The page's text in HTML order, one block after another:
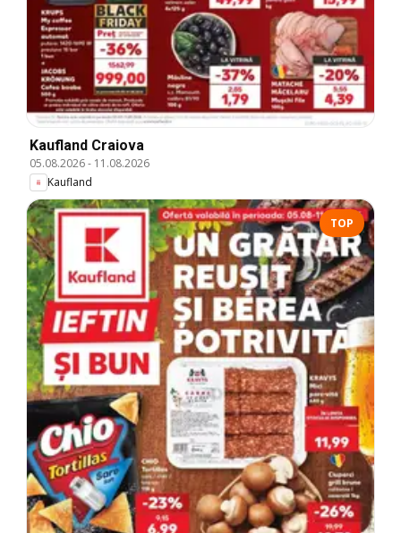
Kaufland Craiova
05.08.2026- 11.08.2026
Kaufland
TOP